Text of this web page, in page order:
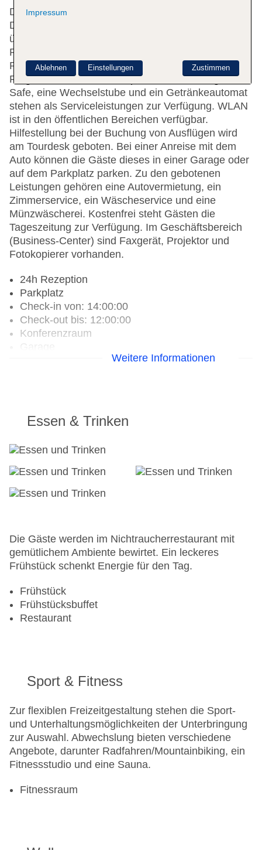
Die 3 Suiten, die 36 Einzel- und die 25
Doppelzimmer verteilen sich auf 7 Etagen und sind
über einen Aufzug erreichbar. Englischsprachiges
Personal an der rund um die Uhr besetzten
Rezeption im Empfangsbereich ist gerne bei allen
Fragen behilflich. Eine Gepäckaufbewahrung, ein
Safe, eine Wechselstube und ein Getränkeautomat
stehen als Serviceleistungen zur Verfügung. WLAN
ist in den öffentlichen Bereichen verfügbar.
Hilfestellung bei der Buchung von Ausflügen wird
am Tourdesk geboten. Bei einer Anreise mit dem
Auto können die Gäste dieses in einer Garage oder
auf dem Parkplatz parken. Zu den gebotenen
Leistungen gehören eine Autovermietung, ein
Zimmerservice, ein Wäscheservice und eine
Münzwäscherei. Kostenfrei steht Gästen die
Tageszeitung zur Verfügung. Im Geschäftsbereich
(Business-Center) sind Faxgerät, Projektor und
Fotokopierer vorhanden.
24h Rezeption
Parkplatz
Check-in von: 14:00:00
Check-out bis: 12:00:00
Konferenzraum
Hoteleröffnung: 1925
Lift
Anzahl der Aufzüge: 1
Gesamtanzahl der Stockwerke: 7
Gesamtanzahl der Zimmer: 64
EC Maestro, Mastercard, Visa
Weitere Informationen
Essen & Trinken
Die Gäste werden im Nichtraucherrestaurant mit
gemütlichem Ambiente bewirtet. Ein leckeres
Frühstück schenkt Energie für den Tag.
Frühstück
Frühstücksbuffet
Restaurant
Sport & Fitness
Zur flexiblen Freizeitgestaltung stehen die Sport-
und Unterhaltungsmöglichkeiten der Unterbringung
zur Auswahl. Abwechslung bieten verschiedene
Angebote, darunter Radfahren/Mountainbiking, ein
Fitnessstudio und eine Sauna.
Fitnessraum
Impressum
Zustimmen
Ablehnen Einstellungen